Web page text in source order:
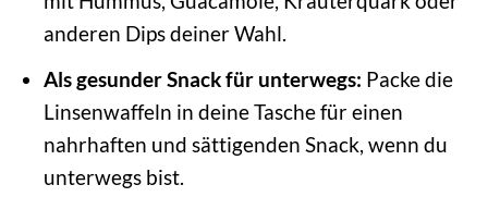
anderen Dips deiner Wahl.
Als gesunder Snack für unterwegs: Packe die
Linsenwaffeln in deine Tasche für einen
nahrhaften und sättigenden Snack, wenn du
unterwegs bist.